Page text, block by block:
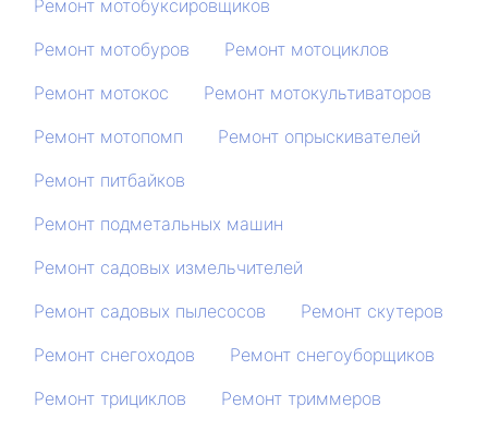
Ремонт мотобуксировщиков
Ремонт мотобуров
Ремонт мотоциклов
Ремонт мотокос
Ремонт мотокультиваторов
Ремонт мотопомп
Ремонт опрыскивателей
Ремонт питбайков
Ремонт подметальных машин
Ремонт садовых измельчителей
Ремонт садовых пылесосов
Ремонт скутеров
Ремонт снегоходов
Ремонт снегоуборщиков
Ремонт трициклов
Ремонт триммеров